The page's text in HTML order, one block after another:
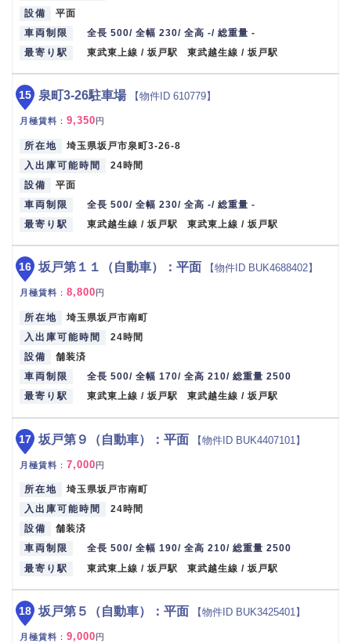
設備
平面
車両制限
全長 500/ 全幅 230/ 全高 -/ 総重量 -
最寄り駅
東武東上線 / 坂戸駅 東武越生線 / 坂戸駅
泉町3-26駐車場 【物件ID 610779】
月極賃料 ： 9,350円
所在地
埼玉県坂戸市泉町3-26-8
入出庫可能時間
24時間
設備
平面
車両制限
全長 500/ 全幅 230/ 全高 -/ 総重量 -
最寄り駅
東武越生線 / 坂戸駅 東武東上線 / 坂戸駅
15
坂戸第１１（自動車）：平面 【物件ID BUK4688402】
月極賃料 ： 8,800 円
所在地
埼玉県坂戸市南町
入出庫可能時間
24時間
設備
舗装済
車両制限
全長 500/ 全幅 170/ 全高 210/ 総重量 2500
最寄り駅
東武東上線 / 坂戸駅 東武越生線 / 坂戸駅
16
坂戸第９（自動車）：平面 【物件ID BUK4407101】
月極賃料 ： 7,000円
所在地
埼玉県坂戸市南町
入出庫可能時間
24時間
設備
舗装済
車両制限
全長 500/ 全幅 190/ 全高 210/ 総重量 2500
最寄り駅
東武東上線 / 坂戸駅 東武越生線 / 坂戸駅
17
坂戸第５（自動車）：平面 【物件ID BUK3425401】
月極賃料 ： 9,000円
18